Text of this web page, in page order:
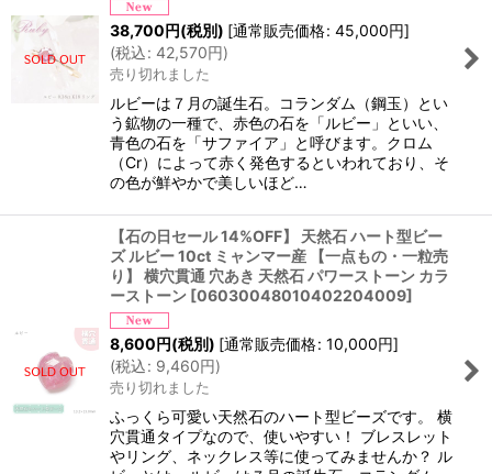
38,700円(税別) [通常販売価格: 45,000円]
(税込: 42,570円)
売り切れました
ルビーは７月の誕生石。コランダム（鋼玉）とい
う鉱物の一種で、赤色の石を「ルビー」といい、
青色の石を「サファイア」と呼びます。クロム
（Cr）によって赤く発色するといわれており、そ
の色が鮮やかで美しいほど…
【石の日セール 14%OFF】 天然石 ハート型ビー
ズ ルビー 10ct ミャンマー産 【一点もの・一粒売
り】 横穴貫通 穴あき 天然石 パワーストーン カラ
ーストーン [06030048010402204009]
8,600円(税別) [通常販売価格: 10,000円]
(税込: 9,460円)
売り切れました
ふっくら可愛い天然石のハート型ビーズです。 横
穴貫通タイプなので、使いやすい！ ブレスレット
やリング、ネックレス等に使ってみませんか？ ル